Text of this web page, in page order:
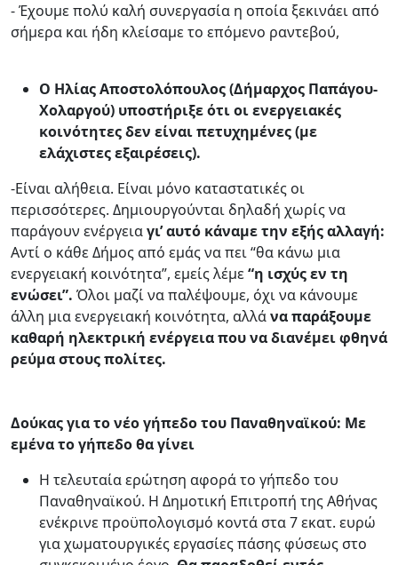
- Έχουμε πολύ καλή συνεργασία η οποία ξεκινάει από
σήμερα και ήδη κλείσαμε το επόμενο ραντεβού,
Ο Ηλίας Αποστολόπουλος (Δήμαρχος Παπάγου-
Χολαργού) υποστήριξε ότι οι ενεργειακές
κοινότητες δεν είναι πετυχημένες (με
ελάχιστες εξαιρέσεις).
-Είναι αλήθεια. Είναι μόνο καταστατικές οι
περισσότερες. Δημιουργούνται δηλαδή χωρίς να
παράγουν ενέργειαγι’ αυτό κάναμε την εξής αλλαγή:
Αντί ο κάθε Δήμος από εμάς να πει “θα κάνω μια
ενεργειακή κοινότητα”, εμείς λέμε“η ισχύς εν τη
ενώσει”. Όλοι μαζί να παλέψουμε, όχι να κάνουμε
άλλη μια ενεργειακή κοινότητα, αλλάνα παράξουμε
καθαρή ηλεκτρική ενέργεια που να διανέμει φθηνά
ρεύμα στους πολίτες.
Δούκας για το νέο γήπεδο του Παναθηναϊκού: Με
εμένα το γήπεδο θα γίνει
Η τελευταία ερώτηση αφορά το γήπεδο του
Παναθηναϊκού. Η Δημοτική Επιτροπή της Αθήνας
ενέκρινε προϋπολογισμό κοντά στα 7 εκατ. ευρώ
για χωματουργικές εργασίες πάσης φύσεως στο